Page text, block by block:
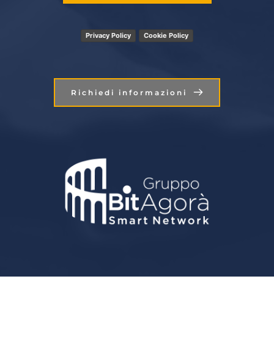
Privacy Policy Cookie Policy
Richiedi informazioni